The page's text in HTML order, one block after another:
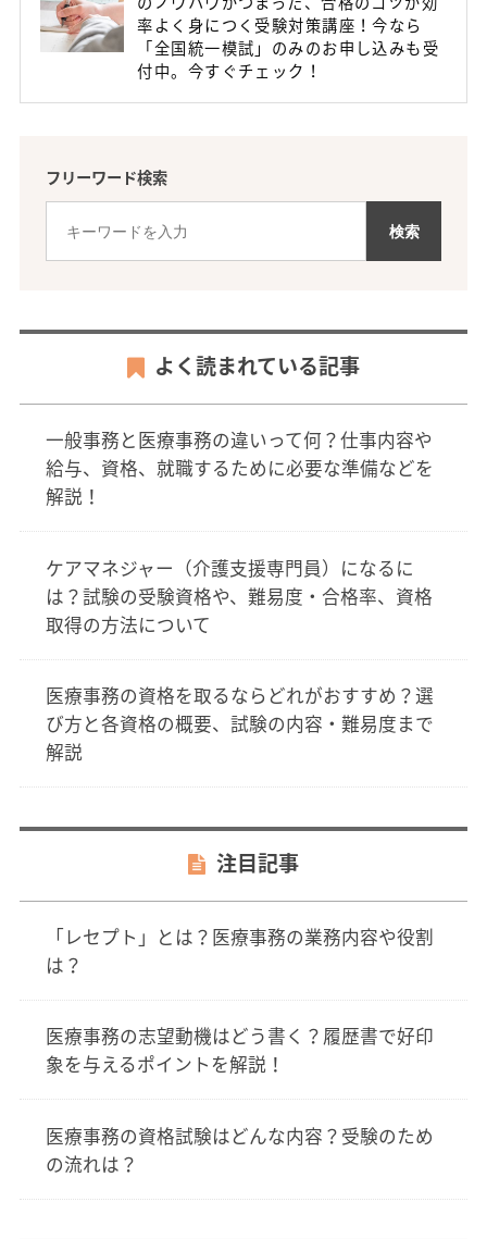
率よく身につく受験対策講座！今なら
「全国統一模試」のみのお申し込みも受
付中。今すぐチェック！
フリーワード検索
よく読まれている記事
一般事務と医療事務の違いって何？仕事内容や
給与、資格、就職するために必要な準備などを
解説！
ケアマネジャー（介護支援専門員）になるに
は？試験の受験資格や、難易度・合格率、資格
取得の方法について
医療事務の資格を取るならどれがおすすめ？選
び方と各資格の概要、試験の内容・難易度まで
解説
注目記事
「レセプト」とは？医療事務の業務内容や役割
は？
医療事務の志望動機はどう書く？履歴書で好印
象を与えるポイントを解説！
医療事務の資格試験はどんな内容？受験のため
の流れは？